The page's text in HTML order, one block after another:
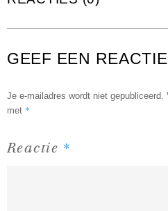
GEEF EEN REACTIE
Je e-mailadres wordt niet gepubliceerd.
met *
Reactie *